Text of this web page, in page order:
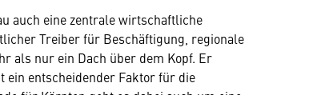
auch eine zentrale wirtschaftliche
Treiber für Beschäftigung, regionale
als nur ein Dach über dem Kopf. Er
ein entscheidender Faktor für die